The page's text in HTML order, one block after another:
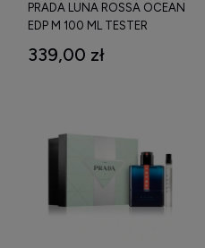
PRADA LUNA ROSSA OCEAN
EDP M 100 ML TESTER
339,00 zł